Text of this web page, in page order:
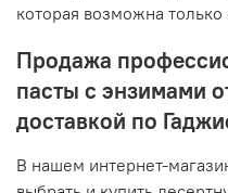
которая возможна только
Продажа
пасты с энзимами
доставкой по
В нашем интернет-